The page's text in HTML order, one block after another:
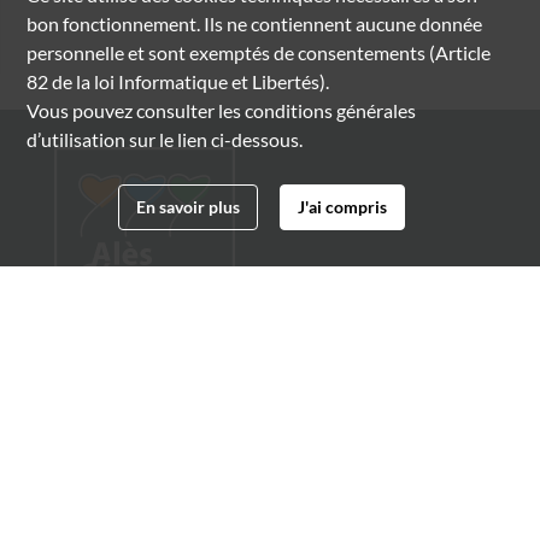
bon fonctionnement. Ils ne contiennent aucune donnée
personnelle et sont exemptés de consentements (Article
82 de la loi Informatique et Libertés).
Vous pouvez consulter les conditions générales
d’utilisation sur le lien ci-dessous.
En savoir plus J'ai compris